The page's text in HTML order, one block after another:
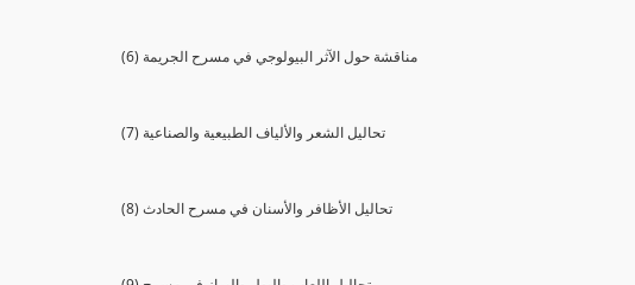
(6) مناقشة حول الآثر البيولوجي في مسرح الجريمة
(7) تحاليل الشعر والألياف الطبيعية والصناعية
(8) تحاليل الأظافر والأسنان في مسرح الحادث